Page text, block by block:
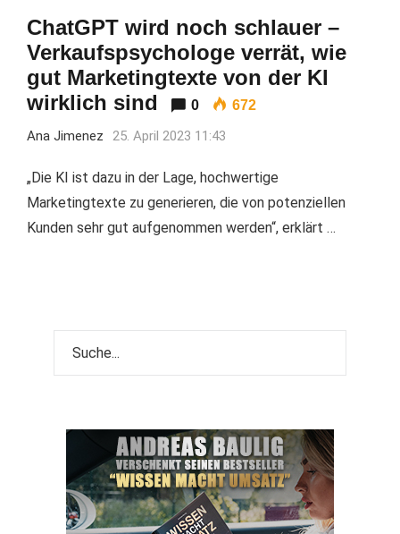
ChatGPT wird noch schlauer –
Verkaufspsychologe verrät, wie
gut Marketingtexte von der KI
wirklich sind
0 672
Ana Jimenez 25. April 2023 11:43
„Die KI ist dazu in der Lage, hochwertige
Marketingtexte zu generieren, die von potenziellen
Kunden sehr gut aufgenommen werden“, erklärt …